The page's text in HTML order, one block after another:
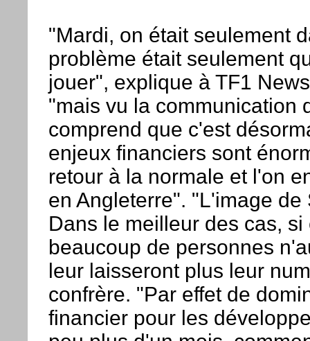
"Mardi, on était seulement
problème était seulement
jouer", explique à TF1
"mais vu la communication
comprend que c'est
enjeux financiers sont
retour à la normale et l'on
en Angleterre". "L'image
Dans le meilleur des cas,
beaucoup de personnes
leur laisseront plus leur
confrère. "Par effet de
financier pour les